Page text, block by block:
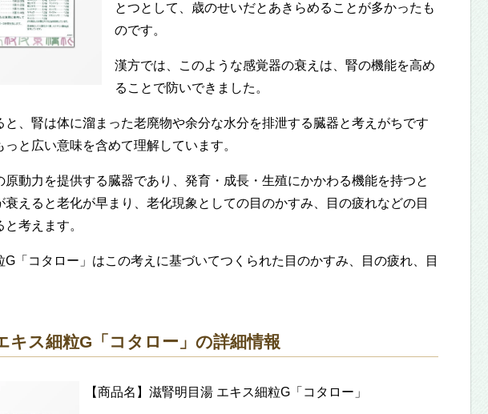
とつとして、歳のせいだとあきらめることが多かったも
のです。
漢方では、このような感覚器の衰えは、腎の機能を高め
ることで防いできました。
と、腎は体に溜まった老廃物や余分な水分を排泄する臓器と考えがちです
と広い意味を含めて理解しています。
動力を提供する臓器であり、発育・成長・生殖にかかわる機能を持つと
えると老化が早まり、老化現象としての目のかすみ、目の疲れなどの目
考えます。
「コタロー」はこの考えに基づいてつくられた目のかすみ、目の疲れ、目
キス細粒G「コタロー」の詳細情報
【商品名】滋腎明目湯 エキス細粒G「コタロー」